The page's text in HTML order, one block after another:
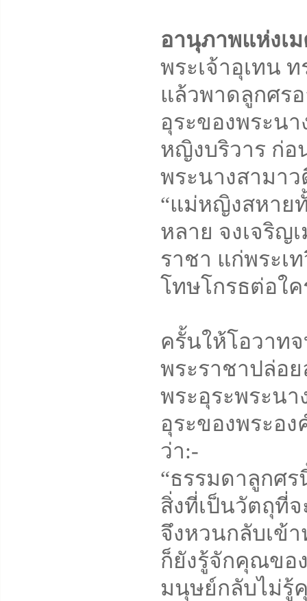
อานุภาพแห่งเ
พระเจ้าอุเทน
แล้วพาดลูกศร
อุระของพระน
หญิงบริวาร ก่
พระนางสามา
“แม่หญิงสหาย
หลาย จงเจริญ
ราชา แก่พระเ
โทษโกรธต่อใค
ครั้นให้โอวาท
พระราชาปล่อ
พระอุระพระน
อุระของพระอง
ว่า:-
“ธรรมดาลูกศ
สิ่งที่เป็นวัตถุที่
จึงหวนกลับเข้
ก็ยังรู้จักคุณขอ
มนุษย์กลับไม่รู้